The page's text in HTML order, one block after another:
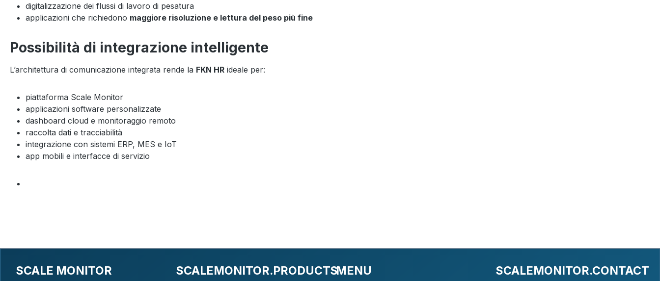
digitalizzazione dei flussi di lavoro di pesatura
applicazioni che richiedono maggiore risoluzione e lettura del peso più fine
Possibilità di integrazione intelligente
L’architettura di comunicazione integrata rende la FKN HR ideale per:
piattaforma Scale Monitor
applicazioni software personalizzate
dashboard cloud e monitoraggio remoto
raccolta dati e tracciabilità
integrazione con sistemi ERP, MES e IoT
app mobili e interfacce di servizio
SCALE MONITOR SCALEMONITOR.PRODUCTSMENU SCALEMONITOR.CONTACT